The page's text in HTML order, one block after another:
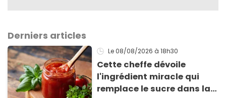
Derniers articles
Le 08/08/2026 à 18h30
Cette cheffe dévoile
l'ingrédient miracle qui
remplace le sucre dans la